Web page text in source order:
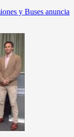
y Buses anuncia